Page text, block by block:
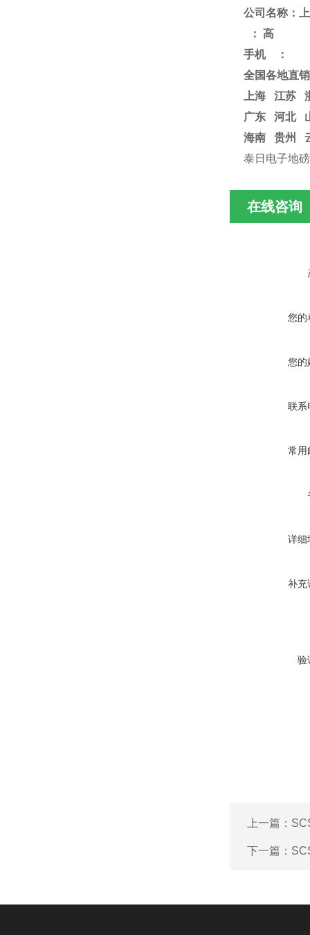
公司名称：
： 高
手机
：
全国各地直销
上海
江苏
广东 河北
海南 贵州
泰日电子
在线咨询
您的
您的
联系
常用
详细
补充
验
上一篇：
下一篇：